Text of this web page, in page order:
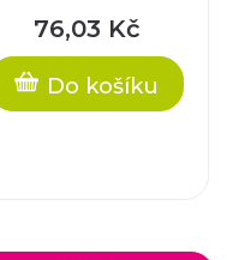
76,03 Kč
Do košíku